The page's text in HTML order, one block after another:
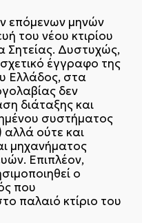
επόμενων μηνών
του νέου κτιρίου
Σητείας. Δυστυχώς,
έγγραφο της
Ελλάδος, στα
δεν
διάταξης και
συστήματος
ούτε και
μηχανήματος
Επιπλέον,
ο
που
παλαιό κτίριο του